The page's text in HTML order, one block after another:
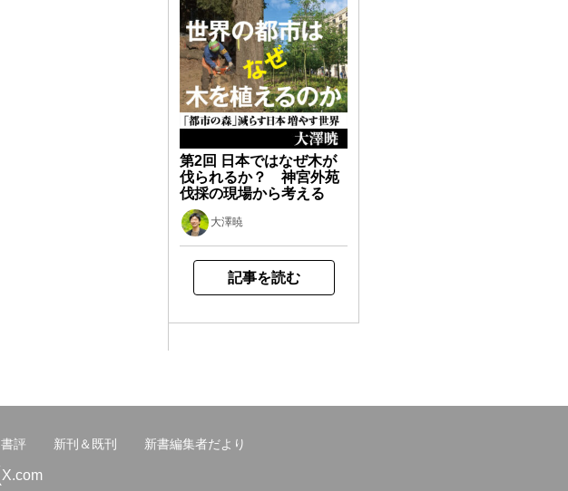
第2回 日本ではなぜ木が
伐られるか？ 神宮外苑
伐採の現場から考える
大澤暁
記事を読む
書評 新刊＆既刊 新書編集者だより
X.com